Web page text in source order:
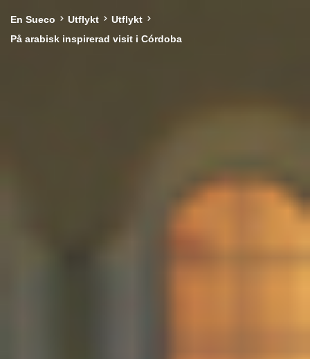
En Sueco Utflykt
Utflykt
På arabisk inspirerad visit i Córdoba